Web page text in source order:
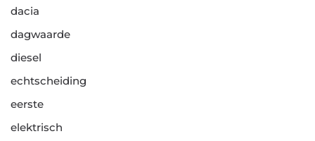
dacia
dagwaarde
diesel
echtscheiding
eerste
elektrisch